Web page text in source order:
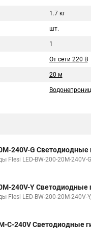
1.7 кг
шт.
1
От сети 220 В
20 м
240V-G
Flesi LED-BW-200-20M-
240V-Y Светодиодные
Flesi LED-BW-200-20M-
C-240V Светодиодные